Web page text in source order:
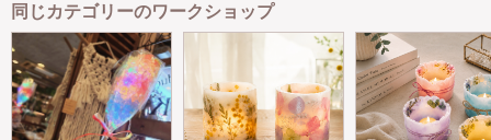
同じカテゴリーのワークショップ